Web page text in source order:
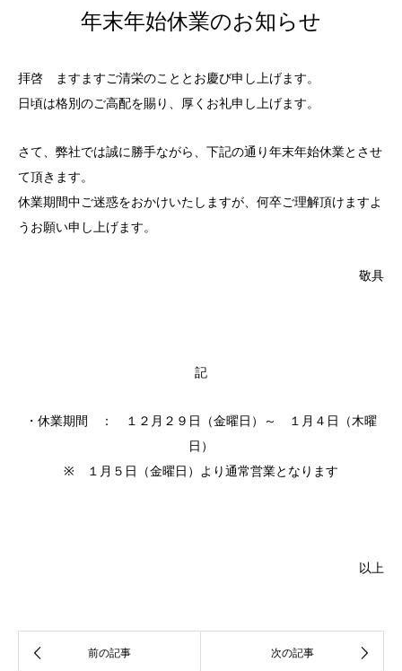
年末年始休業のお知らせ
拝啓 ますますご清栄のこととお慶び申し上げます。
日頃は格別のご高配を賜り、厚くお礼申し上げます。
さて、弊社では誠に勝手ながら、下記の通り年末年始休業とさせ
て頂きます。
休業期間中ご迷惑をおかけいたしますが、何卒ご理解頂けますよ
うお願い申し上げます。
敬具
記
・休業期間 ： １２月２９日（金曜日）～ １月４日（木曜
日）
※ １月５日（金曜日）より通常営業となります
以上